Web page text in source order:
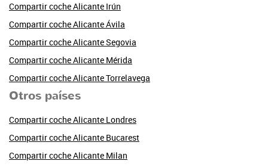
Compartir coche Alicante Irún
Compartir coche Alicante Ávila
Compartir coche Alicante Segovia
Compartir coche Alicante Mérida
Compartir coche Alicante Torrelavega
Otros países
Compartir coche Alicante Londres
Compartir coche Alicante Bucarest
Compartir coche Alicante Milan